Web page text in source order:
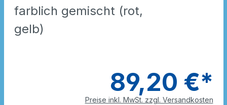
farblich gemischt (rot,
gelb)
89,20 €*
Preise inkl. MwSt. zzgl. Versandkosten